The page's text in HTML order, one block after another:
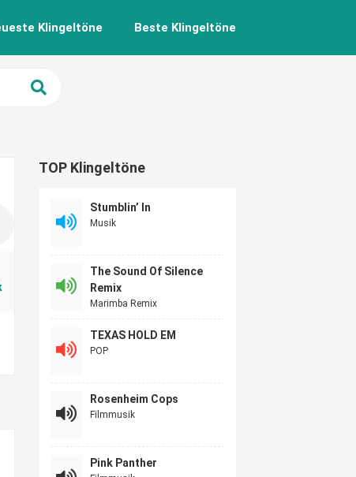
Klingeltöne Beste Klingeltöne
TOP Klingeltöne
Stumblin’ In
Musik
The Sound Of Silence
Remix
Marimba Remix
TEXAS HOLD EM
POP
Rosenheim Cops
Filmmusik
Pink Panther